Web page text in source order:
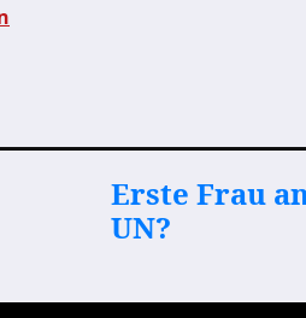
Erste Frau
UN?